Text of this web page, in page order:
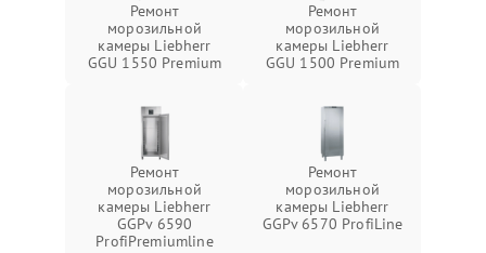
Ремонт
морозильной
камеры Liebherr
GGU 1550 Premium
Ремонт
морозильной
камеры Liebherr
GGU 1500 Premium
Ремонт
морозильной
камеры Liebherr
GGPv 6590
ProfiPremiumline
Ремонт
морозильной
камеры Liebherr
GGPv 6570 ProfiLine